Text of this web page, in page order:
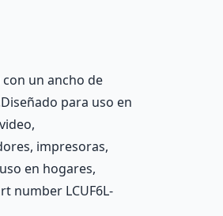
un ancho de
para uso en
impresoras,
en hogares,
number LCUF6L-